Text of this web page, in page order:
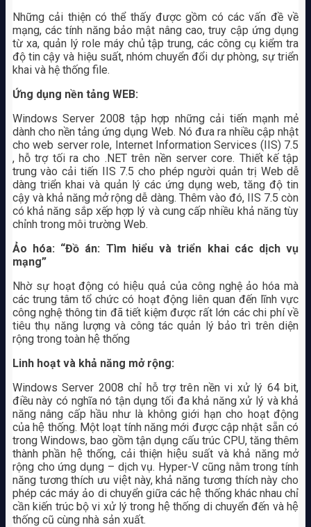
Những cải thiện có thể thấy được gồm có các vấn đề về
mạng, các tính năng bảo mật nâng cao, truy cập ứng dụng
từ xa, quản lý role máy chủ tập trung, các công cụ kiểm tra
độ tin cậy và hiệu suất, nhóm chuyển đổi dự phòng, sự triển
khai và hệ thống file.
Ứng dụng nền tảng WEB:
Windows Server 2008 tập hợp những cải tiến mạnh mẻ
dành cho nền tảng ứng dụng Web. Nó đưa ra nhiều cập nhật
cho web server role, Internet Information Services (IIS) 7.5
, hỗ trợ tối ra cho .NET trên nền server core. Thiết kế tập
trung vào cải tiến IIS 7.5 cho phép người quản trị Web dễ
dàng triển khai và quản lý các ứng dụng web, tăng độ tin
cậy và khả năng mở rộng dễ dàng. Thêm vào đó, IIS 7.5 còn
có khả năng sắp xếp hợp lý và cung cấp nhiều khả năng tùy
chỉnh trong môi trường Web.
Ảo hóa: “Đồ án: Tìm hiểu và triển khai các dịch vụ
mạng”
Nhờ sự hoạt động có hiệu quả của công nghệ ảo hóa mà
các trung tâm tổ chức có hoạt động liên quan đến lĩnh vực
công nghệ thông tin đã tiết kiệm được rất lớn các chi phí về
tiêu thụ năng lượng và công tác quản lý bảo trì trên diện
rộng trong toàn hệ thống
Linh hoạt và khả năng mở rộng:
Windows Server 2008 chỉ hỗ trợ trên nền vi xử lý 64 bit,
điều này có nghĩa nó tận dụng tối đa khả năng xử lý và khả
năng nâng cấp hầu như là không giới hạn cho hoạt động
của hệ thống. Một loạt tính năng mới được cập nhật sẵn có
trong Windows, bao gồm tận dụng cấu trúc CPU, tăng thêm
thành phần hệ thống, cải thiện hiệu suất và khả năng mở
rộng cho ứng dụng – dịch vụ. Hyper-V cũng nằm trong tính
năng tương thích ưu việt này, khả năng tương thích này cho
phép các máy ảo di chuyển giữa các hệ thống khác nhau chỉ
cần kiến trúc bộ vi xử lý trong hệ thống di chuyển đến và hệ
thống cũ cùng nhà sản xuất.